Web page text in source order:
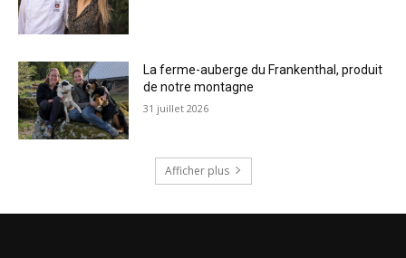
La ferme-auberge du Frankenthal, produit
de notre montagne
31 juillet 2026
Afficher plus